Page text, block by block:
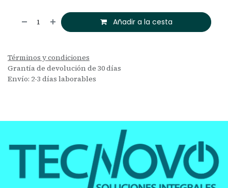
Añadir a la cesta
Términos y condiciones
Grantía de devolución de 30 días
Envío: 2-3 días laborables